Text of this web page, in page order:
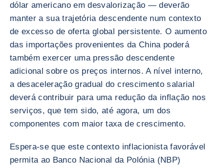
dólar americano em desvalorização — deverão
manter a sua trajetória descendente num contexto
de excesso de oferta global persistente. O aumento
das importações provenientes da China poderá
também exercer uma pressão descendente
adicional sobre os preços internos. A nível interno,
a desaceleração gradual do crescimento salarial
deverá contribuir para uma redução da inflação nos
serviços, que tem sido, até agora, um dos
componentes com maior taxa de crescimento.
Espera-se que este contexto inflacionista favorável
permita ao Banco Nacional da Polónia (NBP)